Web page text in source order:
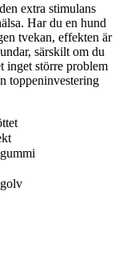
extra stimulans
Har du en hund
tvekan, effekten är
särskilt om du
inget större problem
toppeninvestering